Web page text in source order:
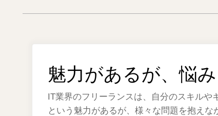
魅力があるが、悩
IT業界のフリーランスは、自分のスキルや
という魅力があるが、様々な問題を抱え